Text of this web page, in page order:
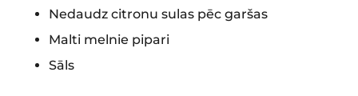
Nedaudz citronu sulas pēc garšas
Malti melnie pipari
Sāls